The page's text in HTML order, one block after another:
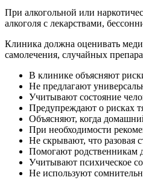
При алкогольной или
алкоголя с лекарствами,
Клиника должна оценивать
самолечения, случайных
В клинике объясняют
Не предлагают
Учитывают состояние
Предупреждают о рисках
Объясняют, когда
При необходимости
Не скрывают, что разовая
Помогают родственникам
Учитывают психическое
Не используют